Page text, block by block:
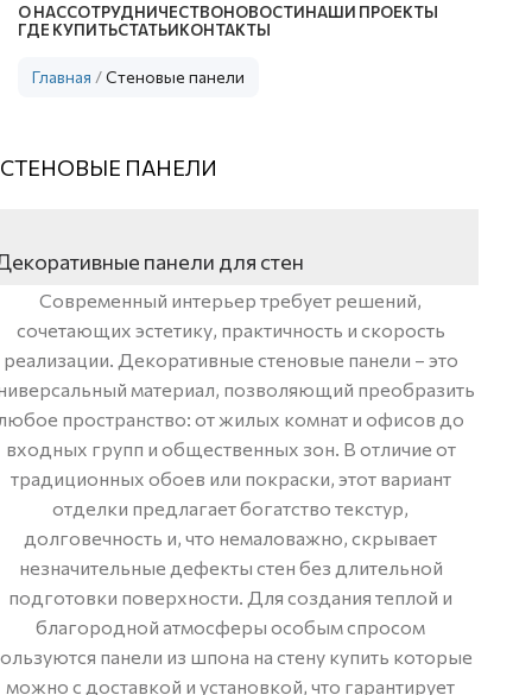
О НАССОТРУДНИЧЕСТВОНОВОСТИНАШИ ПРОЕКТЫ
ГДЕ КУПИТЬСТАТЬИКОНТАКТЫ
Главная /Стеновые панели
СТЕНОВЫЕ ПАНЕЛИ
панели для стен
Современный интерьер требует решений,
сочетающих эстетику, практичность и скорость
реализации. Декоративные стеновые панели – это
материал, позволяющий преобразить
пространство: от жилых комнат и офисов до
входных групп и общественных зон. В отличие от
традиционных обоев или покраски, этот вариант
отделки предлагает богатство текстур,
долговечность и, что немаловажно, скрывает
незначительные дефекты стен без длительной
подготовки поверхности. Для создания теплой и
благородной атмосферы особым спросом
панели из шпона на стену купить которые
можно с доставкой и установкой, что гарантирует